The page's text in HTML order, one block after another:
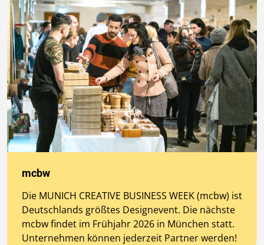
mcbw
Die MUNICH CREATIVE BUSINESS WEEK (mcbw) ist
Deutschlands größtes Designevent. Die nächste
mcbw findet im Frühjahr 2026 in München statt.
Unternehmen können jederzeit Partner werden!